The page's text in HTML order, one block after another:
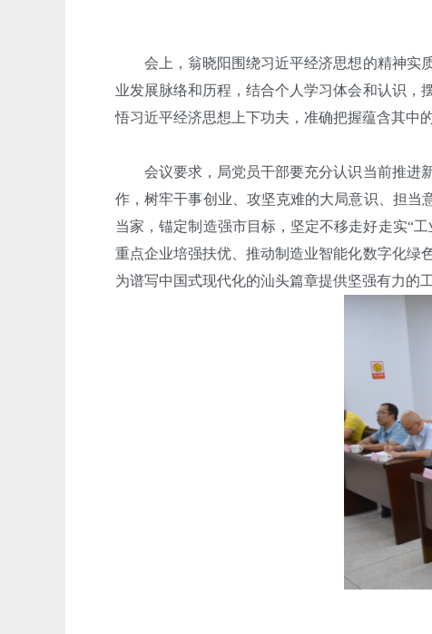
会上，翁晓阳围绕习近平经济思想的精神实质
业发展脉络和历程，结合个人学习体会和认识，
悟习近平经济思想上下功夫，准确把握蕴含其中
会议要求，局党员干部要充分认识当前推进新
作，树牢干事创业、攻坚克难的大局意识、担当
当家，锚定制造强市目标，坚定不移走好走实“
重点企业培强扶优、推动制造业智能化数字化绿
为谱写中国式现代化的汕头篇章提供坚强有力的工